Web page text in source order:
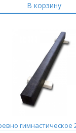
В корзину
гимнастическое